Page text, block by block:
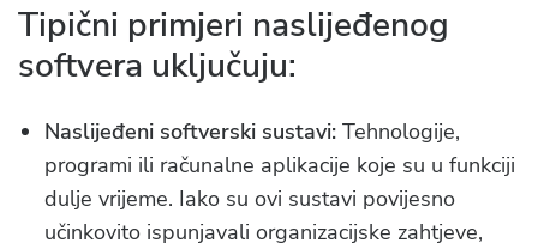
Tipični primjeri naslijeđenog
softvera uključuju:
Naslijeđeni softverski sustavi: Tehnologije,
programi ili računalne aplikacije koje su u funkciji
dulje vrijeme. Iako su ovi sustavi povijesno
učinkovito ispunjavali organizacijske zahtjeve,